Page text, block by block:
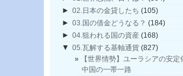
► 02.日本の金貸したち (105)
► 03.国の借金どうなる？ (184)
► 04.狙われる国の資産 (168)
▼ 05.瓦解する基軸通貨 (827)
【世界情勢】ユーラシアの安定
中国の一帯一路